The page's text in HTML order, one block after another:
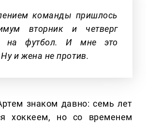
команды пришлось
вторник и четверг
на футбол. И мне это
и жена не против.
знаком давно: семь лет
хоккеем, но со временем